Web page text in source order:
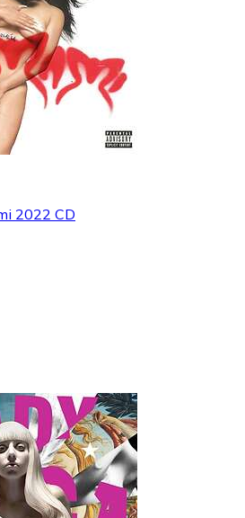
2022 CD